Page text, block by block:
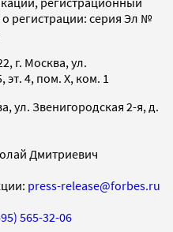
регистрации: серия Эл №
г. Москва, ул.
эт. 4, пом. X, ком. 1
ул. Звенигородская 2-я, д.
Дмитриевич
press-release@forbes.ru
565-32-06